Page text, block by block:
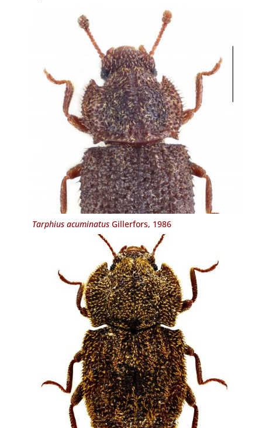
Tarphius acuminatusGillerfors, 1986